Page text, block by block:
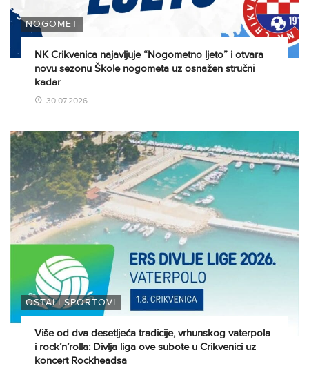
NOGOMET
NK Crikvenica najavljuje “Nogometno ljeto” i otvara
novu sezonu Škole nogometa uz osnažen stručni
kadar
30.07.2026
OSTALI SPORTOVI
Više od dva desetljeća tradicije, vrhunskog vaterpola
i rock’n’rolla: Divlja liga ove subote u Crikvenici uz
koncert Rockheadsa